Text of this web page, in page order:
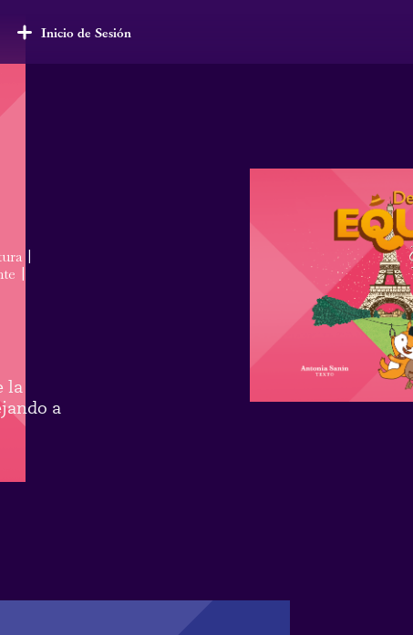
Inicio de Sesión
la
a